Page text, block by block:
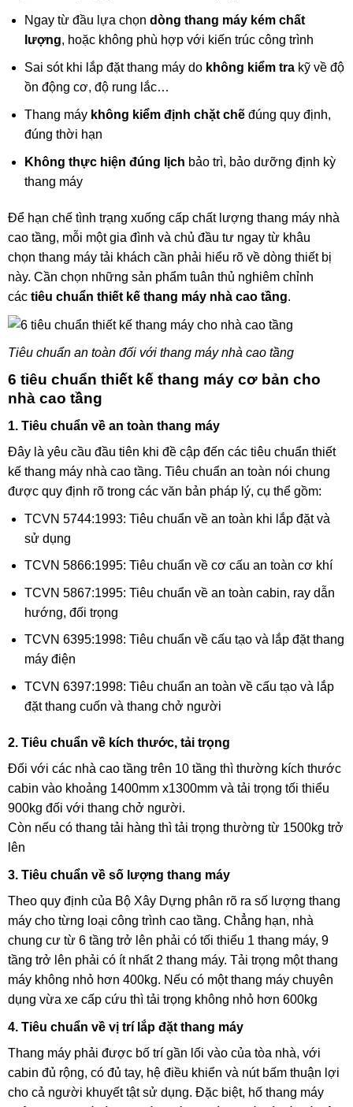
Ngay từ đầu lựa chọn dòng thang máy kém chất
lượng, hoặc không phù hợp với kiến trúc công trình
Sai sót khi lắp đặt thang máy do không kiểm trakỹ về độ
ồn động cơ, độ rung lắc…
Thang máy không kiểm định chặt chẽđúng quy định,
đúng thời hạn
Không thực hiện đúng lịch bảo trì, bảo dưỡng định kỳ
thang máy
Để hạn chế tình trạng xuống cấp chất lượng thang máy nhà
cao tầng, mỗi một gia đình và chủ đầu tư ngay từ khâu
chọn thang máy tải khách cần phải hiểu rõ về dòng thiết bị
này. Cần chọn những sản phẩm tuân thủ nghiêm chỉnh
các tiêu chuẩn thiết kế thang máy nhà cao tầng.
Tiêu chuẩn an toàn đối với thang máy nhà cao tầng
6 tiêu chuẩn thiết kế thang máy cơ bản cho
nhà cao tầng
1. Tiêu chuẩn về an toàn thang máy
Đây là yêu cầu đầu tiên khi đề cập đến các tiêu chuẩn thiết
kế thang máy nhà cao tầng. Tiêu chuẩn an toàn nói chung
được quy định rõ trong các văn bản pháp lý, cụ thể gồm:
TCVN 5744:1993: Tiêu chuẩn về an toàn khi lắp đặt và
sử dụng
TCVN 5866:1995: Tiêu chuẩn về cơ cấu an toàn cơ khí
TCVN 5867:1995: Tiêu chuẩn về an toàn cabin, ray dẫn
hướng, đối trọng
TCVN 6395:1998: Tiêu chuẩn về cấu tạo và lắp đặt thang
máy điện
TCVN 6397:1998: Tiêu chuẩn an toàn về cấu tạo và lắp
đặt thang cuốn và thang chở người
2. Tiêu chuẩn về kích thước, tải trọng
Đối với các nhà cao tầng trên 10 tầng thì thường kích thước
cabin vào khoảng 1400mm x1300mm và tải trọng tối thiểu
900kg đối với thang chở người.
Còn nếu có thang tải hàng thì tải trọng thường từ 1500kg trở
lên
3. Tiêu chuẩn về số lượng thang máy
Theo quy định của Bộ Xây Dựng phân rõ ra số lượng thang
máy cho từng loại công trình cao tầng. Chẳng hạn, nhà
chung cư từ 6 tầng trở lên phải có tối thiểu 1 thang máy, 9
tầng trở lên phải có ít nhất 2 thang máy. Tải trọng một thang
máy không nhỏ hơn 400kg. Nếu có một thang máy chuyên
dụng vừa xe cấp cứu thì tải trọng không nhỏ hơn 600kg
4. Tiêu chuẩn về vị trí lắp đặt thang máy
Thang máy phải được bố trí gần lối vào của tòa nhà, với
cabin đủ rộng, có đủ tay, hệ điều khiển và nút bấm thuận lợi
cho cả người khuyết tật sử dụng. Đặc biệt, hố thang máy